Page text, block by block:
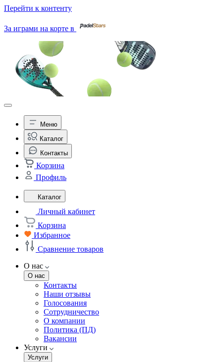
Перейти к контенту
За играми на корте в
Меню
Каталог
Контакты
Корзина
Профиль
Каталог
Личный кабинет
Корзина
Избранное
Сравнение товаров
О нас
О нас
Контакты
Наши отзывы
Голосования
Сотрудничество
О компании
Политика (ПД)
Вакансии
Услуги
Услуги